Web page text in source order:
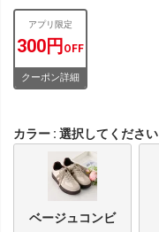
アプリ限定
300円 OFF
クーポン詳細
カラー 選択してください
ベージュコンビ